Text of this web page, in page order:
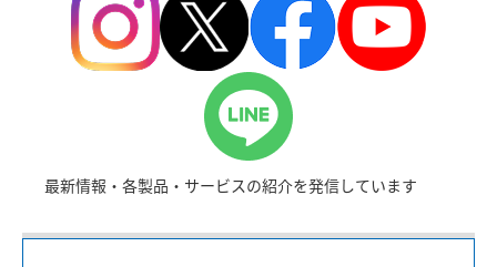
最新情報・各製品・サービスの紹介を発信しています